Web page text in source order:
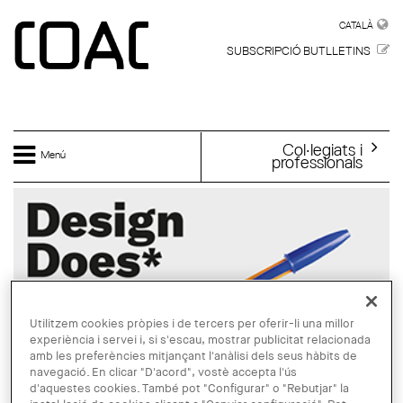
CATALÀ
SUBSCRIPCIÓ BUTLLETINS
Menú Col·legiats i
professionals
Utilitzem cookies pròpies i de tercers per oferir-li una millor
experiència i servei i, si s'escau, mostrar publicitat relacionada
amb les preferències mitjançant l'anàlisi dels seus hàbits de
navegació. En clicar "D'acord", vostè accepta l'ús
d'aquestes cookies. També pot "Configurar" o "Rebutjar" la